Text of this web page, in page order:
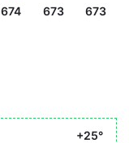
674 673 673
+25°